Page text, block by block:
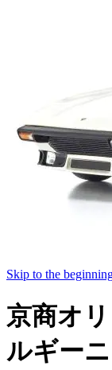
Skip to the
京商オ
ルギー